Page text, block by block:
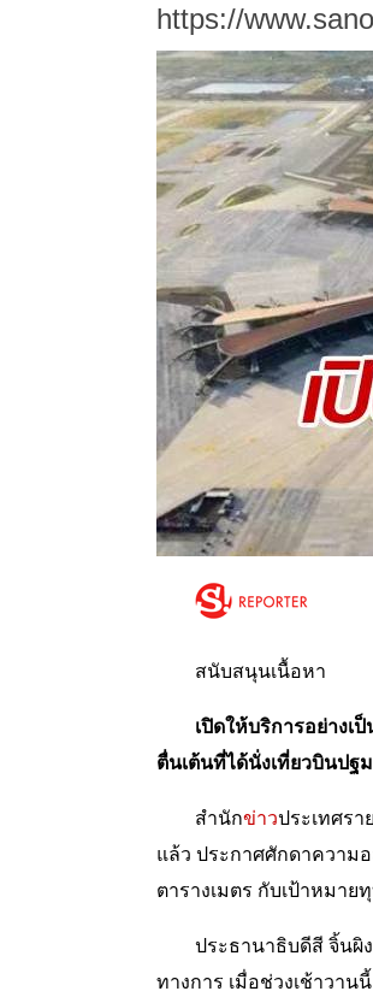
https://
สนับสนุนเนื้อหา
เปิดให้บริการอย่างเ
ตื่นเต้นที่ได้นั่งเที่ยวบินปฐ
สำนักข่าวประเทศรา
แล้ว ประกาศศักดาความ
ตารางเมตร กับเป้าหมา
ประธานาธิบดีสี จิ้นผิ
ทางการ เมื่อช่วงเช้าวา